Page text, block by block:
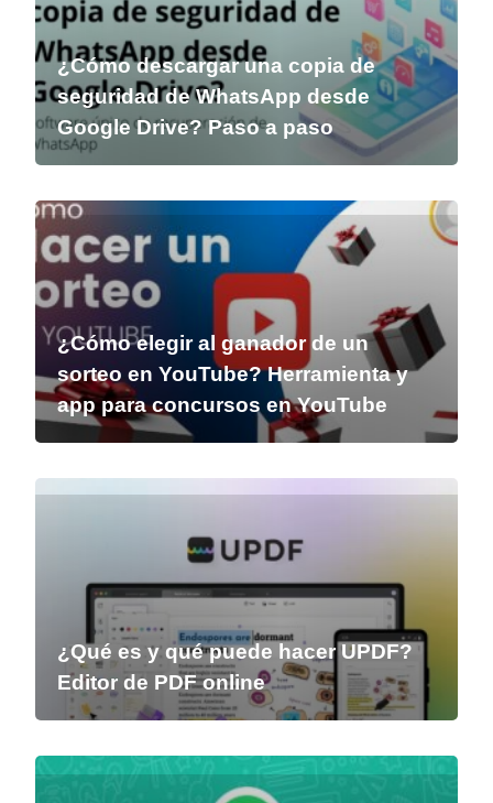
¿Cómo descargar una copia de
seguridad de WhatsApp desde
Google Drive? Paso a paso
¿Cómo elegir al ganador de un
sorteo en YouTube? Herramienta y
app para concursos en YouTube
¿Qué es y qué puede hacer UPDF?
Editor de PDF online